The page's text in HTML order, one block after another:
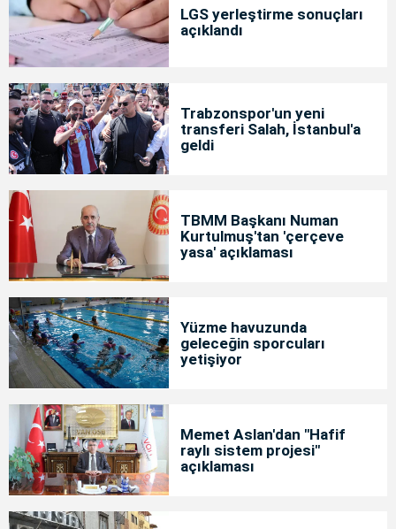
LGS yerleştirme sonuçları
açıklandı
Trabzonspor'un yeni
transferi Salah, İstanbul'a
geldi
TBMM Başkanı Numan
Kurtulmuş'tan 'çerçeve
yasa' açıklaması
Yüzme havuzunda
geleceğin sporcuları
yetişiyor
Memet Aslan'dan "Hafif
raylı sistem projesi"
açıklaması